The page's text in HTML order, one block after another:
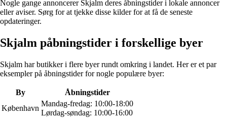
Nogle gange annoncerer Skjalm deres åbningstider i lokale annoncer
eller aviser. Sørg for at tjekke disse kilder for at få de seneste
opdateringer.
Skjalm påbningstider i forskellige byer
Skjalm har butikker i flere byer rundt omkring i landet. Her er et par
eksempler på åbningstider for nogle populære byer:
By
Åbningstider
København
Mandag-fredag: 10:00-18:00
Lørdag-søndag: 10:00-16:00